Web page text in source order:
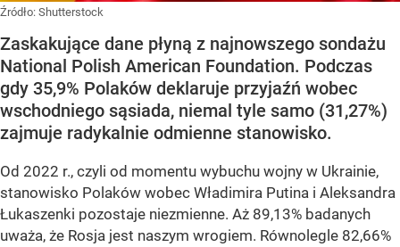
Źródło: Shutterstock
Zaskakujące dane płyną z najnowszego sondażu
National Polish American Foundation. Podczas
gdy 35,9% Polaków deklaruje przyjaźń wobec
wschodniego sąsiada, niemal tyle samo (31,27%)
zajmuje radykalnie odmienne stanowisko.
Od 2022 r., czyli od momentu wybuchu wojny w Ukrainie,
stanowisko Polaków wobec Władimira Putina i Aleksandra
Łukaszenki pozostaje niezmienne. Aż 89,13% badanych
uważa, że Rosja jest naszym wrogiem. Równolegle 82,66%